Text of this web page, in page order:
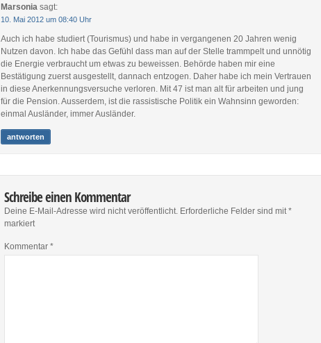
Marsonia sagt:
10. Mai 2012 um 08:40 Uhr
Auch ich habe studiert (Tourismus) und habe in vergangenen 20 Jahren wenig
Nutzen davon. Ich habe das Gefühl dass man auf der Stelle trammpelt und unnötig
die Energie verbraucht um etwas zu beweissen. Behörde haben mir eine
Bestätigung zuerst ausgestellt, dannach entzogen. Daher habe ich mein Vertrauen
in diese Anerkennungsversuche verloren. Mit 47 ist man alt für arbeiten und jung
für die Pension. Ausserdem, ist die rassistische Politik ein Wahnsinn geworden:
einmal Ausländer, immer Ausländer.
antworten
Schreibe einen Kommentar
Deine E-Mail-Adresse wird nicht veröffentlicht. Erforderliche Felder sind mit*
markiert
Kommentar*